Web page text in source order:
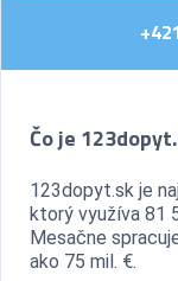
Čo je
123dopyt.sk je
ktorý využíva 81
Mesačne
ako 75 mil. €.